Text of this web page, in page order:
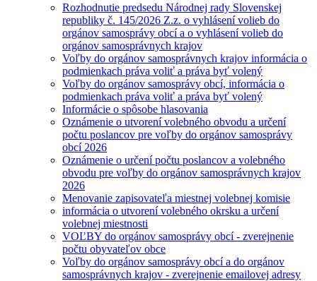
Rozhodnutie predsedu Národnej rady Slovenskej
republiky č. 145/2026 Z.z. o vyhlásení volieb do
orgánov samosprávy obcí a o vyhlásení volieb do
orgánov samosprávnych krajov
Voľby do orgánov samosprávnych krajov informácia o
podmienkach práva voliť a práva byť volený
Voľby do orgánov samosprávy obcí, informácia o
podmienkach práva voliť a práva byť volený
Informácie o spôsobe hlasovania
Oznámenie o utvorení volebného obvodu a určení
počtu poslancov pre voľby do orgánov samosprávy
obcí 2026
Oznámenie o určení počtu poslancov a volebného
obvodu pre voľby do orgánov samosprávnych krajov
2026
Menovanie zapisovateľa miestnej volebnej komisie
informácia o utvorení volebného okrsku a určení
volebnej miestnosti
VOĽBY do orgánov samosprávy obcí - zverejnenie
počtu obyvateľov obce
Voľby do orgánov samosprávy obcí a do orgánov
samosprávnych krajov - zverejnenie emailovej adresy